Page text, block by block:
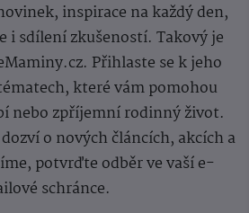
inspirace na každý den,
i sdílení zkušeností. Takový je
Přihlaste se k jeho
které vám pomohou
nebo zpříjemní rodinný život.
o nových článcích, akcích a
potvrďte odběr ve vaší e-
schránce.